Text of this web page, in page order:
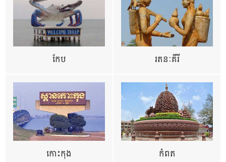
កែប រតនៈគីរី
កោះកុង កំពត